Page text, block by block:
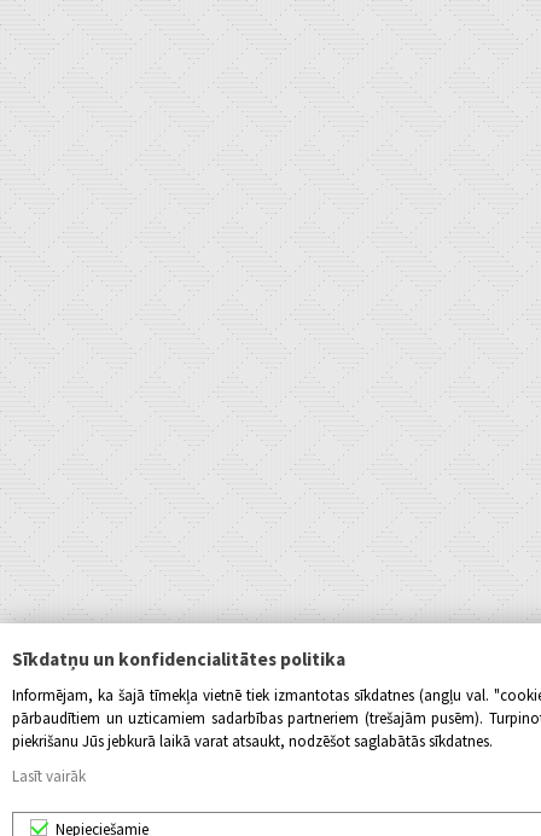
Sīkdatņu un konfidencialitātes politika
Informējam, ka šajā tīmekļa vietnē tiek izmantotas sīkdatnes (angļu val.
pārbaudītiem un uzticamiem sadarbības partneriem (trešajām pusēm).
piekrišanu Jūs jebkurā laikā varat atsaukt, nodzēšot saglabātās sīkdatnes.
Lasīt vairāk
Nepieciešamie